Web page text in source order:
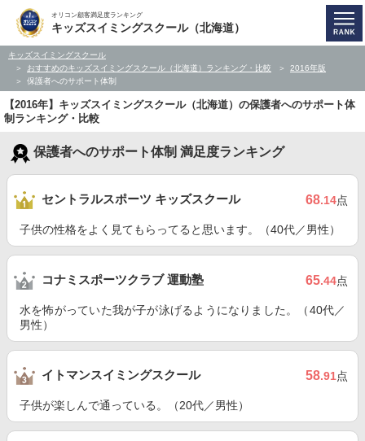
オリコン顧客満足度ランキング
キッズスイミングスクール（北海道）
キッズスイミングスクール
おすすめのキッズスイミングスクール（北海道）ランキング・比較
2016年版
保護者へのサポート体制
【2016年】キッズスイミングスクール（北海道）の保護者へのサポート体
制ランキング・比較
保護者へのサポート体制 満足度ランキング
セントラルスポーツ キッズスクール 68.14点
子供の性格をよく見てもらってると思います。（40代／男性）
コナミスポーツクラブ 運動塾 65.44点
水を怖がっていた我が子が泳げるようになりました。（40代／
男性）
イトマンスイミングスクール 58.91点
子供が楽しんで通っている。（20代／男性）